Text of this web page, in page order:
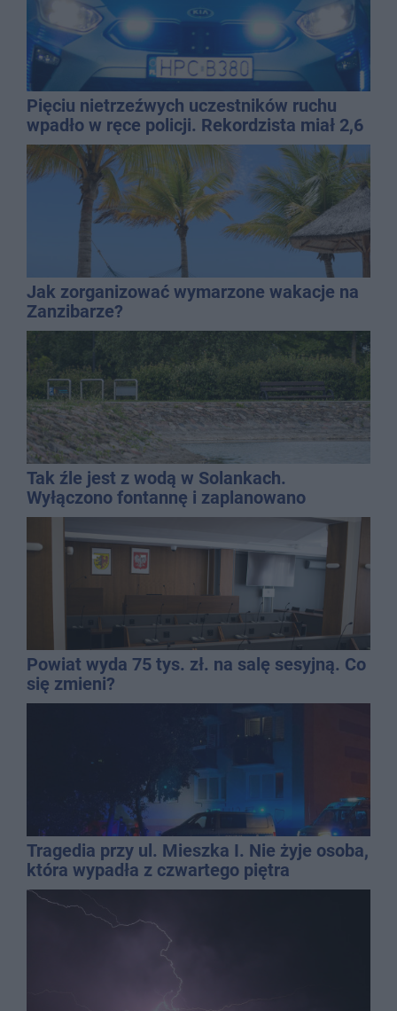
Pięciu nietrzeźwych uczestników ruchu
wpadło w ręce policji. Rekordzista miał 2,6
promila
Jak zorganizować wymarzone wakacje na
Zanzibarze?
Tak źle jest z wodą w Solankach.
Wyłączono fontannę i zaplanowano
dolewkę
Powiat wyda 75 tys. zł. na salę sesyjną. Co
się zmieni?
Tragedia przy ul. Mieszka I. Nie żyje osoba,
która wypadła z czwartego piętra